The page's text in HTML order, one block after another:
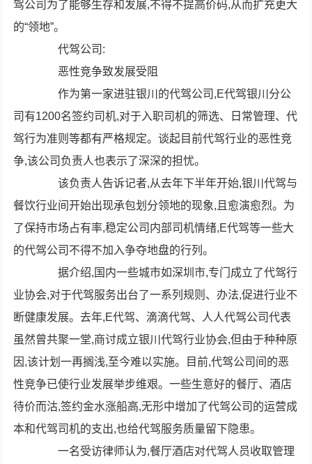
驾公司为了能够生存和发展,不得不提高价码,从而扩充更大
的“领地”。
代驾公司:
恶性竞争致发展受阻
作为第一家进驻银川的代驾公司,E代驾银川分公
司有1200名签约司机,对于入职司机的筛选、日常管理、代
驾行为准则等都有严格规定。谈起目前代驾行业的恶性竞
争,该公司负责人也表示了深深的担忧。
该负责人告诉记者,从去年下半年开始,银川代驾与
餐饮行业间开始出现承包划分领地的现象,且愈演愈烈。为
了保持市场占有率,稳定公司内部司机情绪,E代驾等一些大
的代驾公司不得不加入争夺地盘的行列。
据介绍,国内一些城市如深圳市,专门成立了代驾行
业协会,对于代驾服务出台了一系列规则、办法,促进行业不
断健康发展。去年,E代驾、滴滴代驾、人人代驾公司代表
虽然曾共聚一堂,商讨成立银川代驾行业协会,但由于种种原
因,该计划一再搁浅,至今难以实施。目前,代驾公司间的恶
性竞争已使行业发展举步维艰。一些生意好的餐厅、酒店
待价而沽,签约金水涨船高,无形中增加了代驾公司的运营成
本和代驾司机的支出,也给代驾服务质量留下隐患。
一名受访律师认为,餐厅酒店对代驾人员收取管理